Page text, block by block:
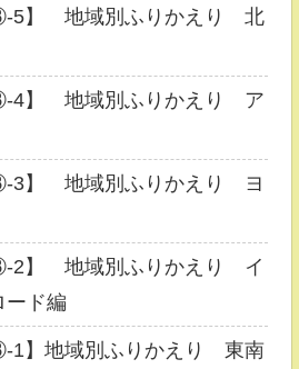
③-5】 地域別ふりかえり 北
4】 地域別ふりかえり ア
3】 地域別ふりかえり ヨ
2】 地域別ふりかえり イ
ード編
1】地域別ふりかえり 東南